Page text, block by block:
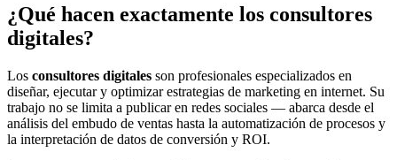
¿Qué hacen exactamente los consultores
digitales?
Los consultores digitales son profesionales especializados en
diseñar, ejecutar y optimizar estrategias de marketing en internet. Su
trabajo no se limita a publicar en redes sociales — abarca desde el
análisis del embudo de ventas hasta la automatización de procesos y
la interpretación de datos de conversión y ROI.